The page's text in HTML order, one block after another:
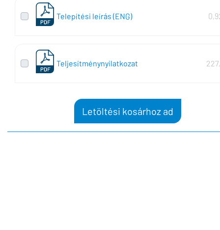
Telepítési leírás (ENG)
Teljesítménynyilatkozat
Letöltési kosárhoz ad